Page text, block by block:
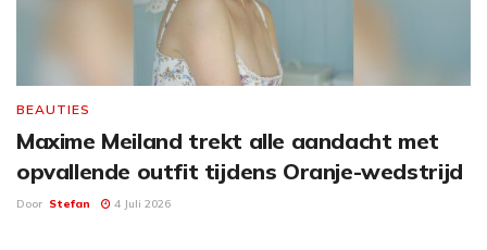
BEAUTIES
Maxime Meiland trekt alle aandacht met
opvallende outfit tijdens Oranje-wedstrijd
Door Stefan 4 Juli 2026